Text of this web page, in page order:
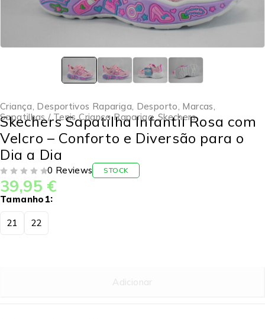
Criança, Desportivos Rapariga, Desporto, Marcas,
Sapatilhas / Tenis Criança Rapariga,Skechers
Skechers Sapatilha Infantil Rosa com
Velcro – Conforto e Diversão para o
Dia a Dia
0 Reviews STOCK
39,95 €
Tamanho1
21 22
Adicionar